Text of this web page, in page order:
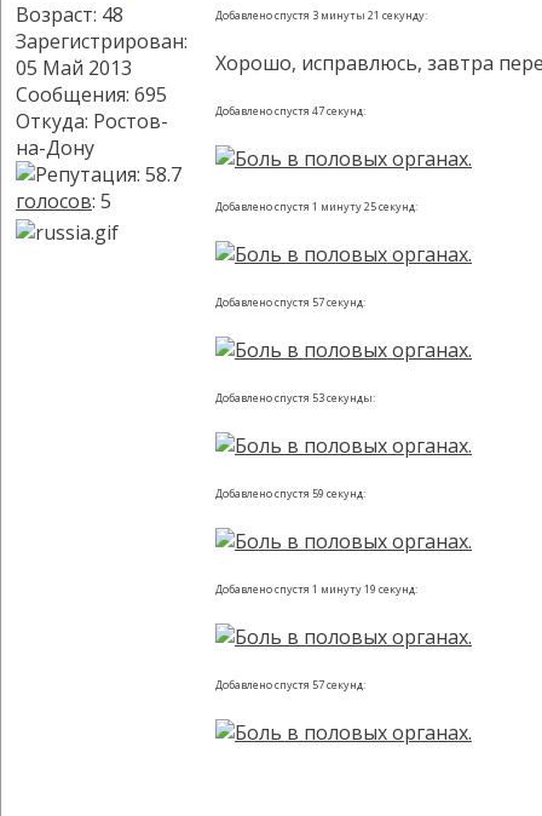
Возраст: 48
Зарегистрирован:
05 Май 2013
Сообщения: 695
Откуда: Ростов-
на-Дону
голосов: 5
Добавлено спустя 3 минуты 21 секунду:
Хорошо, исправлюсь, завтра
Добавлено спустя 47 секунд:
Добавлено спустя 1 минуту 25 секунд:
Добавлено спустя 57 секунд:
Добавлено спустя 53 секунды:
Добавлено спустя 59 секунд:
Добавлено спустя 1 минуту 19 секунд:
Добавлено спустя 57 секунд: